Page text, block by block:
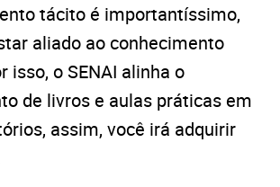
tácito é importantíssimo,
aliado ao conhecimento
isso, o SENAI alinha o
de livros e aulas práticas em
assim, você irá adquirir